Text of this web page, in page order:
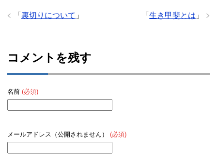
「 生き甲斐とは 」
「 裏切りについて 」
コメントを残す
名前 (必須)
メールアドレス（公開されません） (必須)